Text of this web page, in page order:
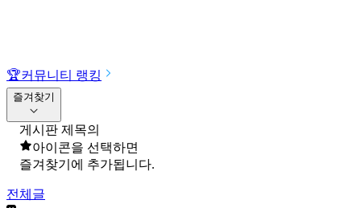
🏆커뮤니티 랭킹
즐겨찾기
게시판 제목의
아이콘을 선택하면
즐겨찾기에 추가됩니다.
전체글